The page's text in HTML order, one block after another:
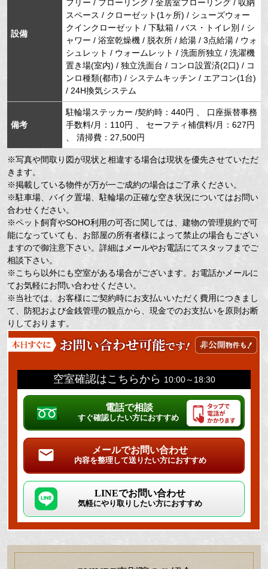
設備
フリー / フローリング / 全居室フローリング / 収納
スペース / クローゼット(1ヶ所) / シューズウォー
クインクローゼット / 下駄箱 / バス・トイレ別 / シ
ャワー / 浴室乾燥機 / 脱衣所 / 給湯 / 3点給湯 / ウォ
シュレット / ウォームレット / 洗面所独立 / 洗濯機
置き場(室内) / 独立洗面台 / コンロ設置済(2口) / コ
ンロ種類(都市) / システムキッチン / エアコン(1台)
/ 24H換気システム
備考
駐輪場ステッカー /契約時：440円 、 口座振替事務
手数料/月：110円 、 セーフティ補償料/月：627円
、 清掃費：27,500円
※写真や間取り図が現状と相違する場合は現状を優先させていただ
きます。
※掲載している物件が万が一ご成約の場合はご了承ください。
※駐車場、バイク置場、駐輪場の正確な空き状況についてはお問い
合わせください。
※ペット飼育やSOHO利用の可否に関しては、建物の管理規約で可
能になっていても、お部屋の所有者様によって禁止の場合もござい
ますので御注意下さい。詳細はメールやお電話にてスタッフまでご
相談下さい。
※こちら以外にも空室がある場合がございます。お電話かメールに
てお気軽にお問い合わせください。
※当社では、お客様にご契約時にお支払いいただく費用につきまし
て、防犯および金銭管理の観点から、現金でのお支払いを原則お断
りしております。
空室確認はこちらから 10:00～18:30
電話で相談
すぐ確認したい方におすすめ
メールでお問い合わせ
内容を整理して送りたい方におすすめ
LINEでお問い合わせ
気軽にやり取りしたい方におすすめ